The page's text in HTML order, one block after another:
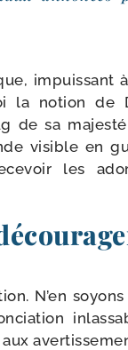
impuis­sant
la notion de
de sa
visible en
les
N’en